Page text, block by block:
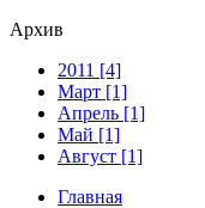
Архив
2011 [4]
Март [1]
Апрель [1]
Май [1]
Август [1]
Главная